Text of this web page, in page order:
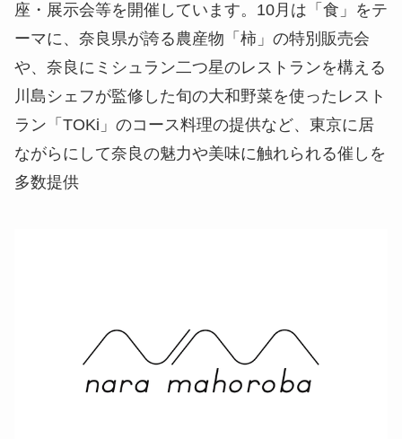
座・展示会等を開催しています。10月は「食」をテ
ーマに、奈良県が誇る農産物「柿」の特別販売会
や、奈良にミシュラン二つ星のレストランを構える
川島シェフが監修した旬の大和野菜を使ったレスト
ラン「TOKi」のコース料理の提供など、東京に居
ながらにして奈良の魅力や美味に触れられる催しを
多数提供